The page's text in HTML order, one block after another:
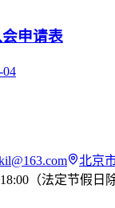
申请表
04
北京
（法定节假日